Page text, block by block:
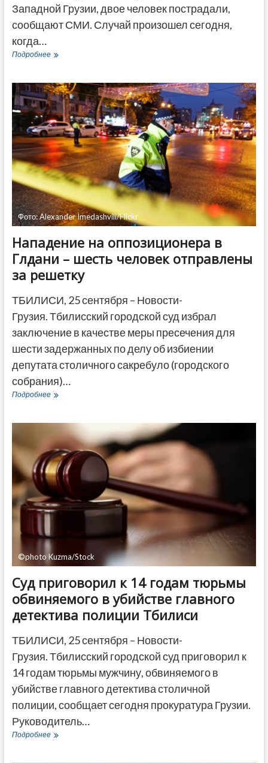
Западной Грузии, двое человек пострадали,
сообщают СМИ. Случай произошел сегодня,
когда…
ПодробнееПотолок
школе
в
Западной
Грузии,
есть
пострадавшие
Фото: Alexander Imedashvili/Flickr
Нападение на оппозиционера в
Глдани – шесть человек отправлены
за решетку
ТБИЛИСИ, 25 сентября – Новости-
Грузия. Тбилисский городской суд избрал
заключение в качестве меры пресечения для
шести задержанных по делу об избиении
депутата столичного сакребуло (городского
собрания)…
ПодробнееНападение
Глдани
–
шесть
человек
отправлены
за
решетку
©photo Kuzma/Stock
Суд приговорил к 14 годам тюрьмы
обвиняемого в убийстве главного
детектива полиции Тбилиси
ТБИЛИСИ, 25 сентября – Новости-
Грузия. Тбилисский городской суд приговорил к
14 годам тюрьмы мужчину, обвиняемого в
убийстве главного детектива столичной
полиции, сообщает сегодня прокуратура Грузии.
Руководитель…
ПодробнееСуд